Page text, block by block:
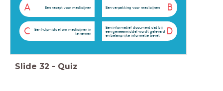
A Een recept voor medicijnen B
Een verpakking voor medicijnen
C
Een hulpmiddel om medicijnen in
te nemen
D
Een informatief document dat bij
een geneesmiddel wordt geleverd
en belangrijke informatie bevat
Slide 32 - Quiz